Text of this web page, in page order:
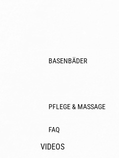
BASENBÄDER
PFLEGE & MASSAGE
FAQ
VIDEOS